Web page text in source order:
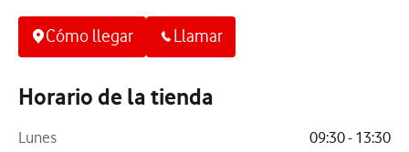
Cómo llegar Llamar
Horario de la tienda
Lunes
09:30 - 13:30